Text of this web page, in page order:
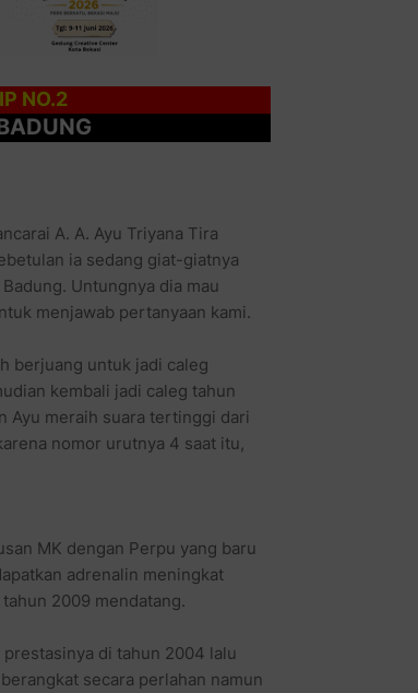
NO.2
A. A. Ayu Triyana Tira
ia sedang giat-giatnya
Untungnya dia mau
menjawab pertanyaan kami.
berjuang untuk jadi caleg
kembali jadi caleg tahun
Ayu meraih suara tertinggi dari
nomor urutnya 4 saat itu,
MK dengan Perpu yang baru
adrenalin meningkat
2009 mendatang.
di tahun 2004 lalu
secara perlahan namun